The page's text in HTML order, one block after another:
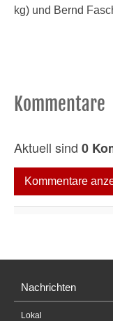
kg) und Bernd
Kommentare
Aktuell sind 0
Kommentare
Nachrichten
Lokal